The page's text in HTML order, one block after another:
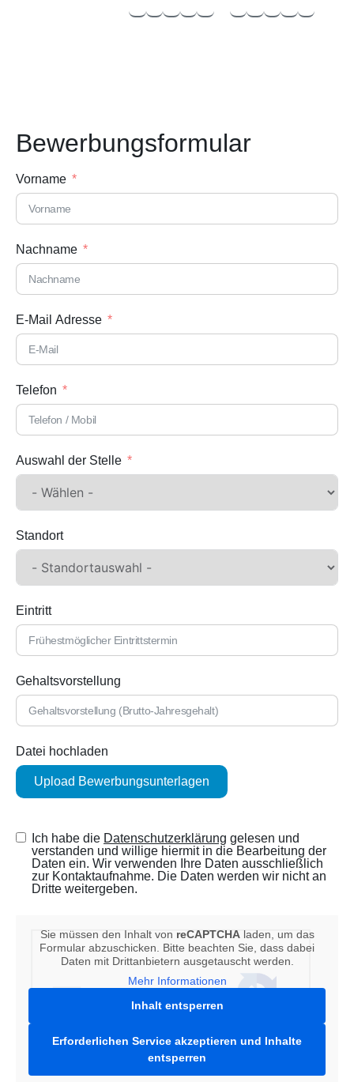
Bewerbungs­formular
Vorname
Nachname
E-Mail Adresse
Telefon
Auswahl der Stelle
Standort
Eintritt
Gehaltsvorstellung
Datei hochladen
Upload Bewerbungsunterlagen
Ich habe die Datenschutzerklärung gelesen und
verstanden und willige hiermit in die Bearbeitung der
Daten ein. Wir verwenden Ihre Daten ausschließlich
zur Kontaktaufnahme. Die Daten werden wir nicht an
Dritte weitergeben.
Sie müssen den Inhalt von reCAPTCHAladen, um das
Formular abzuschicken. Bitte beachten Sie, dass dabei
Daten mit Drittanbietern ausgetauscht werden.
Mehr Informationen
Inhalt entsperren
Erforderlichen Service akzeptieren und Inhalte
entsperren